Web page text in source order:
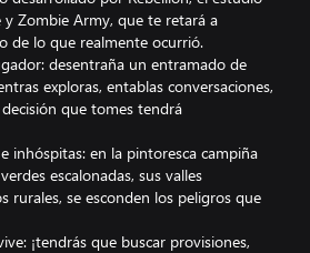
y Zombie Army, que te retará a
de lo que realmente ocurrió.
desentraña un entramado de
exploras, entablas conversaciones,
que tomes tendrá
inhóspitas: en la pintoresca campiña
escalonadas, sus valles
rurales, se esconden los peligros que
¡tendrás que buscar provisiones,